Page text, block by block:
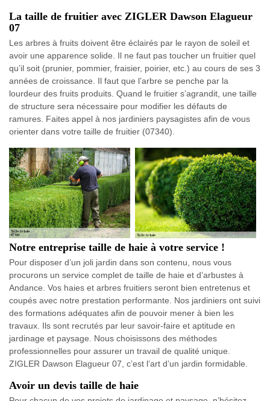
La taille de fruitier avec ZIGLER Dawson Elagueur
07
Les arbres à fruits doivent être éclairés par le rayon de soleil et
avoir une apparence solide. Il ne faut pas toucher un fruitier quel
qu’il soit (prunier, pommier, fraisier, poirier, etc.) au cours de ses 3
années de croissance. Il faut que l’arbre se penche par la
lourdeur des fruits produits. Quand le fruitier s’agrandit, une taille
de structure sera nécessaire pour modifier les défauts de
ramures. Faites appel à nos jardiniers paysagistes afin de vous
orienter dans votre taille de fruitier (07340).
Notre entreprise taille de haie à votre service !
Pour disposer d’un joli jardin dans son contenu, nous vous
procurons un service complet de taille de haie et d’arbustes à
Andance. Vos haies et arbres fruitiers seront bien entretenus et
coupés avec notre prestation performante. Nos jardiniers ont suivi
des formations adéquates afin de pouvoir mener à bien les
travaux. Ils sont recrutés par leur savoir-faire et aptitude en
jardinage et paysage. Nous choisissons des méthodes
professionnelles pour assurer un travail de qualité unique.
ZIGLER Dawson Elagueur 07, c’est l’art d’un jardin formidable.
Avoir un devis taille de haie